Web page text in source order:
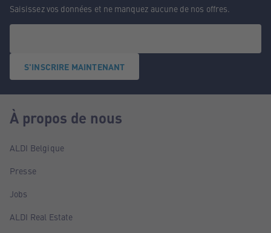
Saisissez vos données et ne manquez aucune de nos offres.
S'INSCRIRE MAINTENANT
À propos de nous
ALDI Belgique
Presse
Jobs
ALDI Real Estate